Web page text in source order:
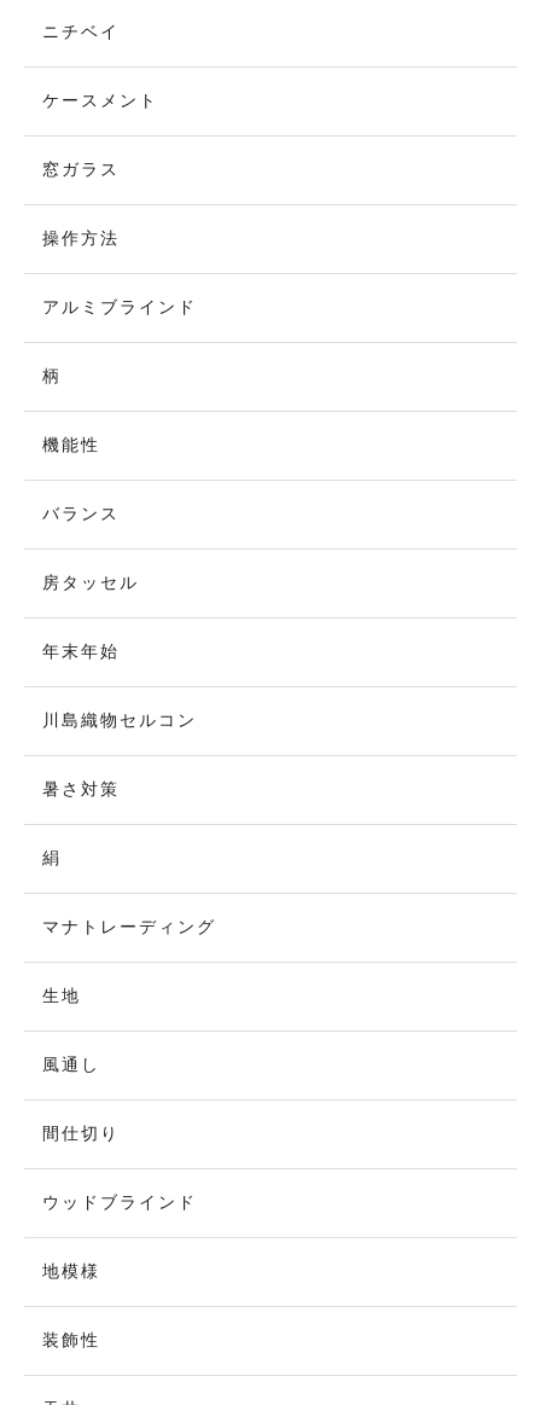
ニチベイ
ケースメント
窓ガラス
操作方法
アルミブラインド
柄
機能性
バランス
房タッセル
年末年始
川島織物セルコン
暑さ対策
絹
マナトレーディング
生地
風通し
間仕切り
ウッドブラインド
地模様
装飾性